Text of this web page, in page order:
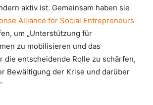
aktiv ist. Gemeinsam haben sie
Alliance for Social Entrepreneurs
um „Unterstützung für
zu mobilisieren und das
die entscheidende Rolle zu schärfen,
Bewältigung der Krise und darüber